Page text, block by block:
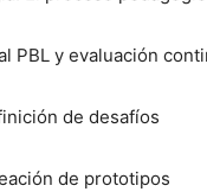
PBL y evaluación
de desafíos
de prototipos